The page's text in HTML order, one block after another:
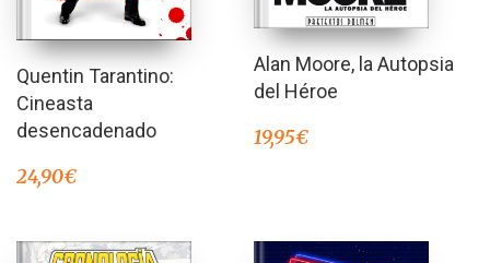
Quentin Tarantino:
Cineasta
desencadenado
24,90€
Alan Moore, la Autopsia
del Héroe
19,95€